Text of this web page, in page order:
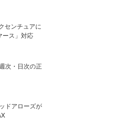
センチュアに
ース」対応
次・日次の正
ドアローズが